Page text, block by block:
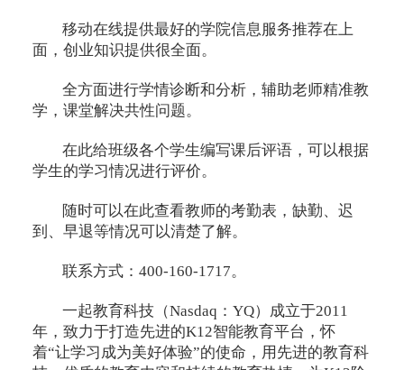
移动在线提供最好的学院信息服务推荐在上
面，创业知识提供很全面。
全方面进行学情诊断和分析，辅助老师精准教
学，课堂解决共性问题。
在此给班级各个学生编写课后评语，可以根据
学生的学习情况进行评价。
随时可以在此查看教师的考勤表，缺勤、迟
到、早退等情况可以清楚了解。
联系方式：400-160-1717。
一起教育科技（Nasdaq：YQ）成立于2011
年，致力于打造先进的K12智能教育平台，怀
着“让学习成为美好体验”的使命，用先进的教育科